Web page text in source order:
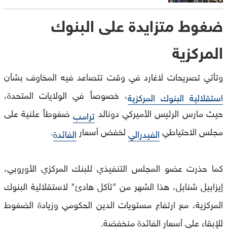
ضغوط متزايدة على البنوك
المركزية
وتأتي تصريحات لاغارد في وقت تتصاعد فيه المخاوف بشأن
استقلالية البنوك المركزية، خصوصاً في الولايات المتحدة،
حيث مارس الرئيس الأميركي دونالد ترامب ضغوطاً علنية على
مجلس الاحتياطيالفيدراليلخفض أسعار الفائدة.
كما حذرت عضو المجلس التنفيذي للبنك المركزي الأوروبي،
إيزابيل شنابل، هذا الشهر من "تآكل هادئ" لاستقلالية البنوك
المركزية، مع ارتفاع مستويات الدين الحكومي وزيادة الضغوط
للإبقاء على أسعار الفائدة منخفضة.